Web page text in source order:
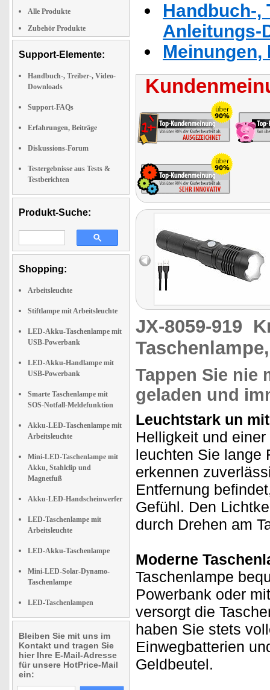
Alle Produkte
Zubehör Produkte
Support-Elemente:
Handbuch-, Treiber-, Video-
Downloads
Support-FAQs
Erfahrungen, Beiträge
Diskussions-Forum
Testergebnisse aus Tests &
Testberichten
Produkt-Suche:
Shopping:
Arbeitsleuchte
Stiftlampe mit Arbeitsleuchte
LED-Akku-Taschenlampe mit
USB-Powerbank
LED-Akku-Handlampe mit
USB-Powerbank
Smarte Taschenlampe mit
SOS-Notfall-Meldefunktion
Akku-LED-Taschenlampe mit
Arbeitsleuchte
Mini-LED-Taschenlampe mit
Akku, Stahlclip und
Magnetfuß
Akku-LED-Handscheinwerfer
LED-Taschenlampe mit
Arbeitsleuchte
LED-Akku-Taschenlampe
Mini-LED-Solar-Dynamo-
Taschenlampe
LED-Taschenlampen
Bleiben Sie mit uns im
Kontakt und tragen Sie
hier Ihre E-Mail-Adresse
für unsere HotPrice-Mail
ein:
Handbuch-,
Anleitungs-
JX-8059-919
Tappen Sie nie
geladen und
Leuchtstark un
Helligkeit und
leuchten Sie lange
erkennen
Entfernung
Gefühl. Den
durch Drehen am
Moderne
Taschenlampe
Powerbank oder
versorgt die
haben Sie stets
Einwegbatterien
Geldbeutel.